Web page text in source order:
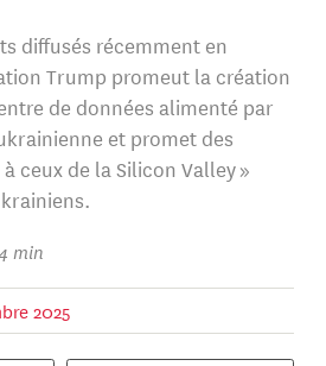
diffusés récemment en
Trump promeut la création
de données alimenté par
et promet des
ceux de la Silicon Valley »
min
2025